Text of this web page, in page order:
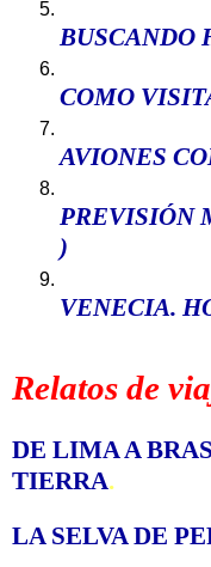
BUSCANDO
COMO
AVIONES
PREVISIÓN
)
VENECIA.
Relatos de
DE LIMA A
TIERRA.
LA SELVA DE